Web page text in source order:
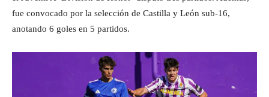
fue convocado por la selección de Castilla y León sub-16,
anotando 6 goles en 5 partidos.